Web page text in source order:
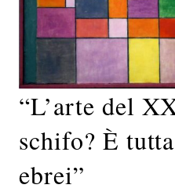
“L’arte del
schifo? È
ebrei”